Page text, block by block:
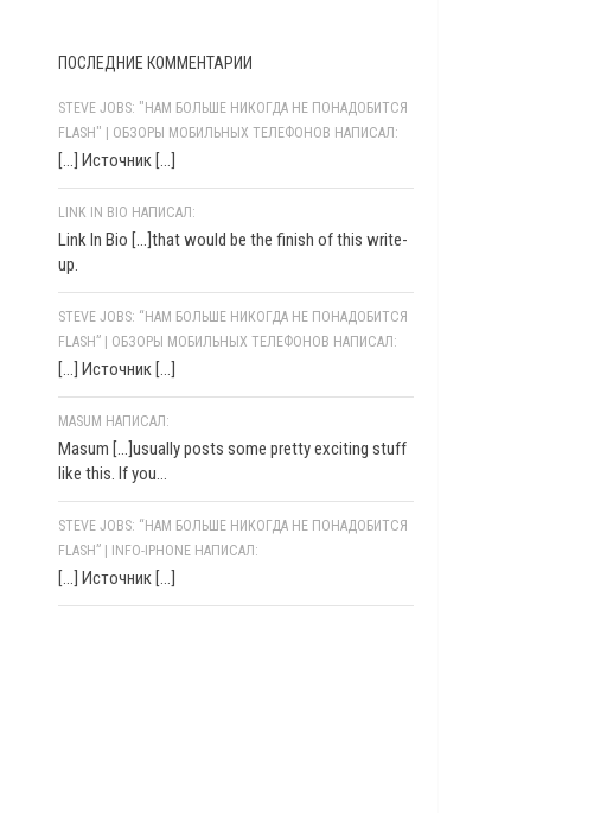
ПОСЛЕДНИЕ КОММЕНТАРИИ
STEVE JOBS: "НАМ БОЛЬШЕ НИКОГДА НЕ ПОНАДОБИТСЯ
FLASH" | ОБЗОРЫ МОБИЛЬНЫХ ТЕЛЕФОНОВ НАПИСАЛ:
[…] Источник […]
LINK IN BIO НАПИСАЛ:
Link In Bio [...]that would be the finish of this write-
up.
STEVE JOBS: “НАМ БОЛЬШЕ НИКОГДА НЕ ПОНАДОБИТСЯ
FLASH” | ОБЗОРЫ МОБИЛЬНЫХ ТЕЛЕФОНОВ НАПИСАЛ:
[…] Источник […]
MASUM НАПИСАЛ:
Masum [...]usually posts some pretty exciting stuff
like this. If you...
STEVE JOBS: “НАМ БОЛЬШЕ НИКОГДА НЕ ПОНАДОБИТСЯ
FLASH” | INFO-IPHONE НАПИСАЛ:
[…] Источник […]